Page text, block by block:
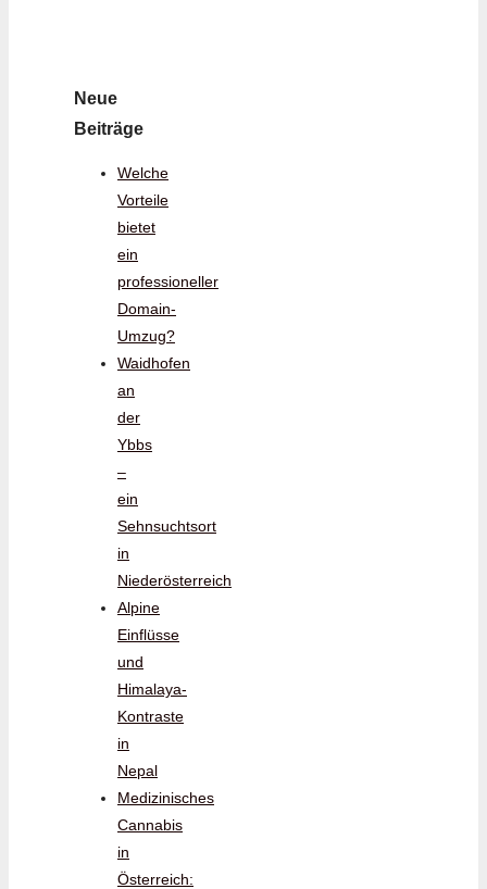
Neue
Beiträge
Welche
Vorteile
bietet
ein
professioneller
Domain-
Umzug?
Waidhofen
an
der
Ybbs
–
ein
Sehnsuchtsort
in
Niederösterreich
Alpine
Einflüsse
und
Himalaya-
Kontraste
in
Nepal
Medizinisches
Cannabis
in
Österreich: